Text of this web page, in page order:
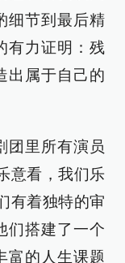
细节到最后精
有力证明：残
出属于自己的
团里所有演员
意看，我们乐
有着独特的审
们搭建了一个
富的人生课题